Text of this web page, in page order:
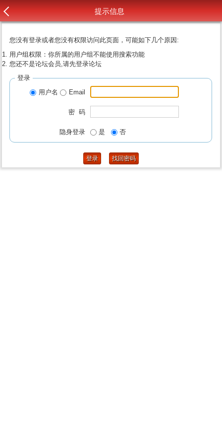
提示信息
您没有登录或者您没有权限访问此页面，可能如下几个原因:
用户组权限：你所属的用户组不能使用搜索功能
您还不是论坛会员,请先登录论坛
登录
用户名
Email
密 码
隐身登录 是 否